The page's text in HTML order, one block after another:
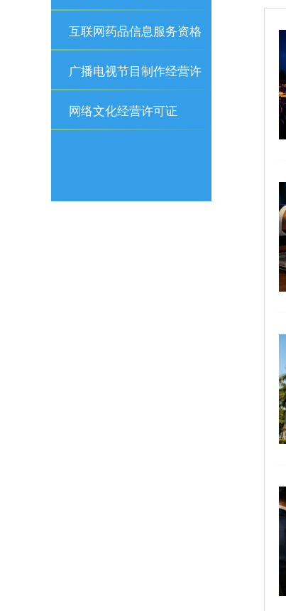
互联网药品信息服务资格
证
广播电视节目制作经营许
可证
网络文化经营许可证